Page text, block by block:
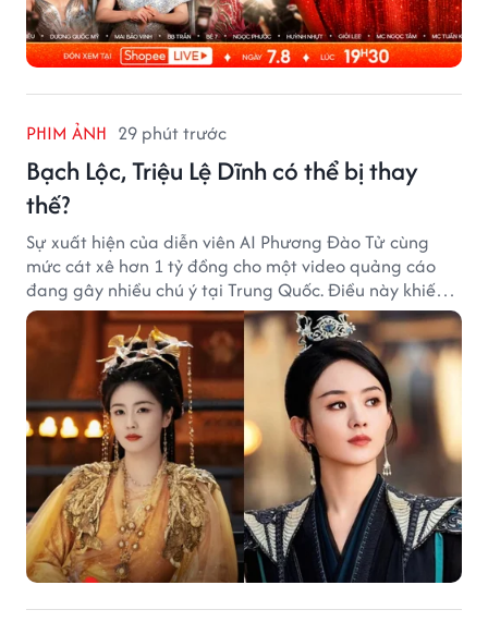
PHIM ẢNH 29 phút trước
Bạch Lộc, Triệu Lệ Dĩnh có thể bị thay
thế?
Sự xuất hiện của diễn viên AI Phương Đào Tử cùng
mức cát xê hơn 1 tỷ đồng cho một video quảng cáo
đang gây nhiều chú ý tại Trung Quốc. Điều này khiến
không ít người đặt câu hỏi liệu những ngôi sao hàng
đầu như Bạch Lộc, Triệu Lệ Dĩnh có thể bị thay thế
trong tương lai.